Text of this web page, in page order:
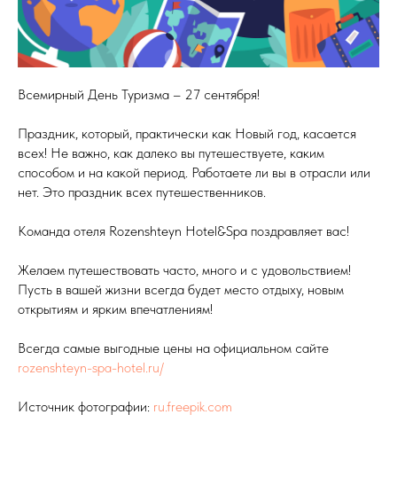
Всемирный День Туризма – 27 сентября!
Праздник, который, практически как Новый год, касается
всех! Не важно, как далеко вы путешествуете, каким
способом и на какой период. Работаете ли вы в отрасли или
нет. Это праздник всех путешественников.
Команда отеля Rozenshteyn Hotel&Spa поздравляет вас!
Желаем путешествовать часто, много и с удовольствием!
Пусть в вашей жизни всегда будет место отдыху, новым
открытиям и ярким впечатлениям!
Всегда самые выгодные цены на официальном сайте
rozenshteyn-spa-hotel.ru/
Источник фотографии: ru.freepik.com